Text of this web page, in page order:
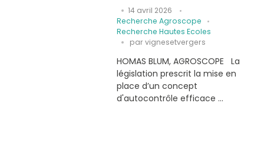
14 avril 2026
Recherche Agroscope
Recherche Hautes Ecoles
par vignesetvergers
HOMAS BLUM, AGROSCOPE La
législation prescrit la mise en
place d’un concept
d'autocontrôle efficace ...